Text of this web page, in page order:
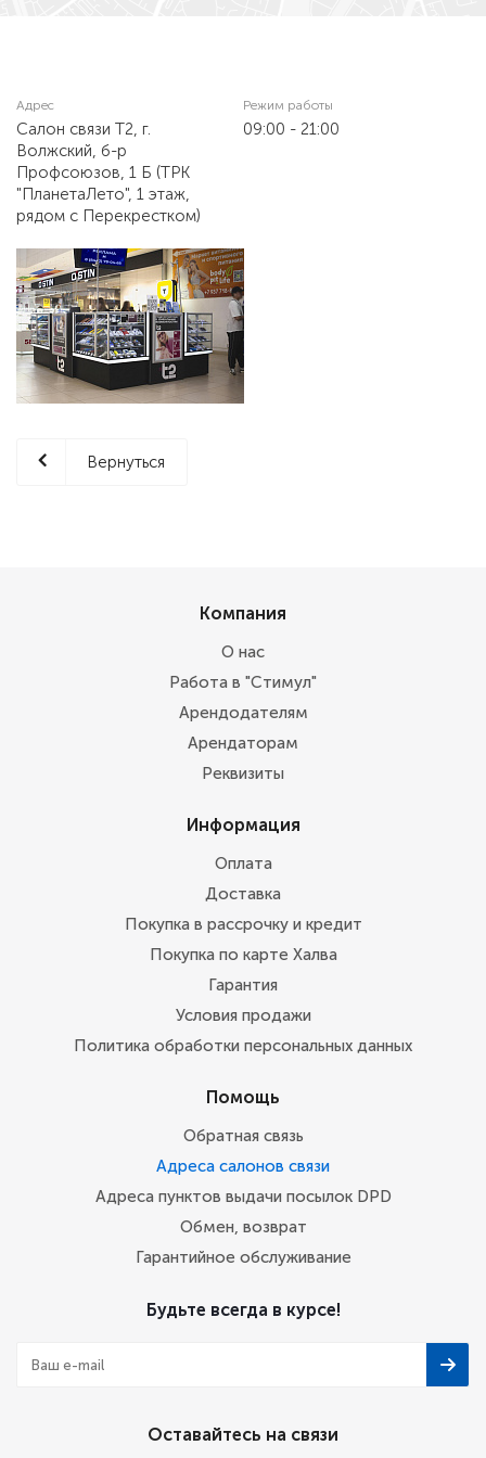
Адрес
Салон связи Т2, г.
Волжский, б-р
Профсоюзов, 1 Б (ТРК
"ПланетаЛето", 1 этаж,
рядом с Перекрестком)
Режим работы
09:00 - 21:00
Вернуться
Компания
О нас
Работа в "Стимул"
Арендодателям
Арендаторам
Реквизиты
Информация
Оплата
Доставка
Покупка в рассрочку и кредит
Покупка по карте Халва
Гарантия
Условия продажи
Политика обработки персональных данных
Помощь
Обратная связь
Адреса салонов связи
Адреса пунктов выдачи посылок DPD
Обмен, возврат
Гарантийное обслуживание
Будьте всегда в курсе!
Оставайтесь на связи